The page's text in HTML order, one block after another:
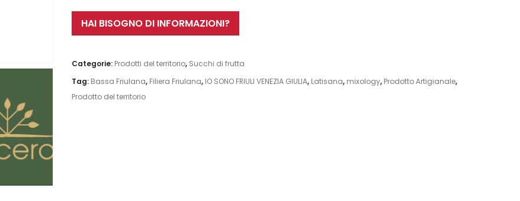
HAI BISOGNO DI INFORMAZIONI?
Categorie: Prodotti del territorio, Succhi di frutta
Tag: Bassa Friulana, Filiera Friulana, IO SONO FRIULI VENEZIA GIULIA, Latisana, mixology, Prodotto Artigianale,
Prodotto del territorio